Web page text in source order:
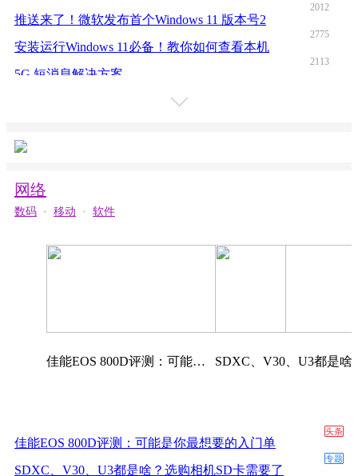
2012
推送来了！微软发布首个Windows 11 版本号2
2775
安装运行Windows 11必备！教你如何查看本机
2113
5G 短消息解决方案
三大运营商或于年底联合宣布5G消息商用
为什么5G要采用DSS：Dynamic Spectrum Shar
同为5G！骁龙 X55与骁龙X52有什么差别呢？
解密骁龙865:成为最先进5G移动平台的十个理
2493
网络
数码 • 移动 • 软件
佳能EOS 800D评测：可能是你最想要的入门单
头条
佳能EOS 800D评测：可能是你最想要的入门单
专题
SDXC、V30、U3都是啥？选购相机SD卡需要了